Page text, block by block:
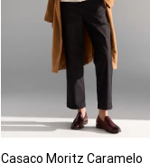
Casaco Moritz Caramelo